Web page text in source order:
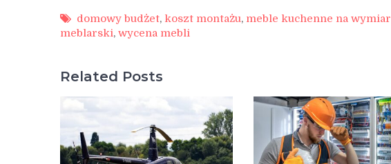
domowy budżet, koszt montażu, meble kuchenne na wymiar
meblarski, wycena mebli
Related Posts